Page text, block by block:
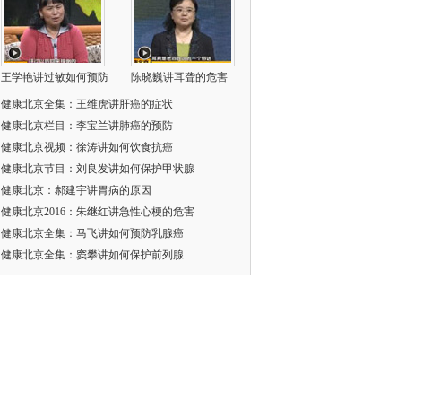
王学艳讲过敏如何预防 陈晓巍讲耳聋的危害
健康北京全集：王维虎讲肝癌的症状
健康北京栏目：李宝兰讲肺癌的预防
健康北京视频：徐涛讲如何饮食抗癌
健康北京节目：刘良发讲如何保护甲状腺
健康北京：郝建宇讲胃病的原因
健康北京2016：朱继红讲急性心梗的危害
健康北京全集：马飞讲如何预防乳腺癌
健康北京全集：窦攀讲如何保护前列腺